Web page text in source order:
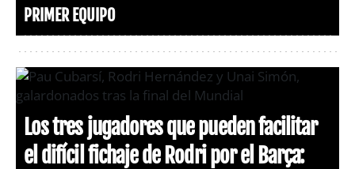
PRIMER EQUIPO
Los tres jugadores que pueden facilitar
el difícil fichaje de Rodri por el Barça: